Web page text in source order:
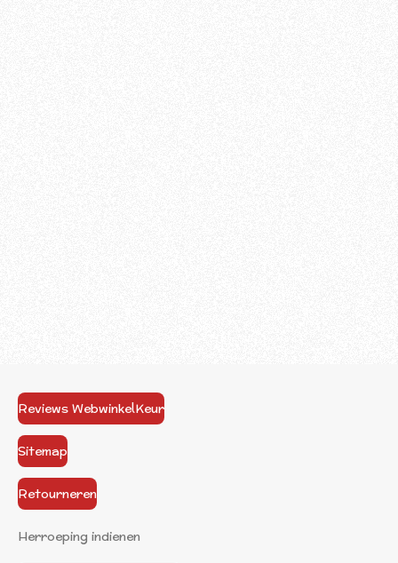
Reviews WebwinkelKeur
Sitemap
Retourneren
Herroeping indienen